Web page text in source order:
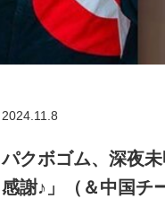
2024.11.8
パクボゴム、深夜
感謝♪」（＆中国チ